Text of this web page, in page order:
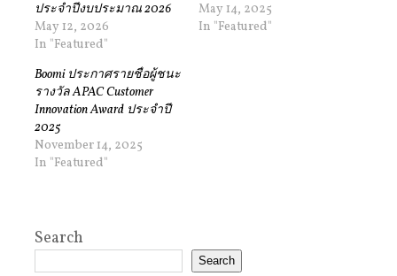
ประจำปีงบประมาณ 2026
May 12, 2026
In "Featured"
May 14, 2025
In "Featured"
Boomi ประกาศรายชื่อผู้ชนะ
รางวัล APAC Customer
Innovation Award ประจำปี
2025
November 14, 2025
In "Featured"
Search
Search